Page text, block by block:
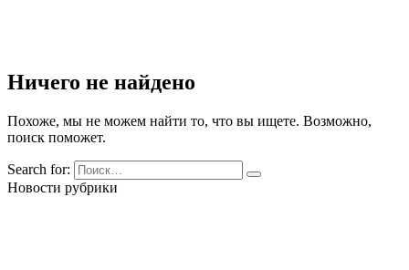
Ничего не найдено
Похоже, мы не можем найти то, что вы ищете. Возможно,
поиск поможет.
Search for:
Новости рубрики